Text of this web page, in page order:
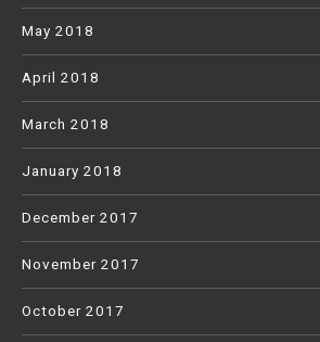
May 2018
April 2018
March 2018
January 2018
December 2017
November 2017
October 2017